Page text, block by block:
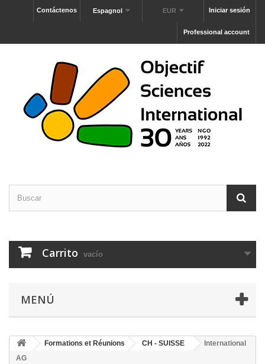
Iniciar sesión
EUR
Espagnol
Contáctenos
Professional account
Carrito vacío
MENÚ
Formations et Réunions CH - SUISSE
International
AG